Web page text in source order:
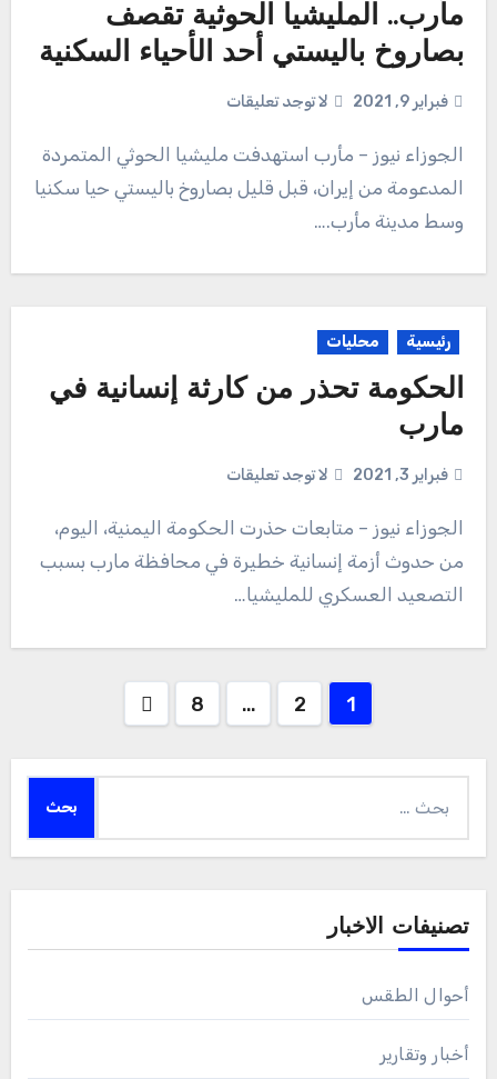
مأرب.. المليشيا الحوثية تقصف
بصاروخ باليستي أحد الأحياء السكنية
فبراير 9, 2021 لا توجد تعليقات
الجوزاء نيوز – مأرب استهدفت مليشيا الحوثي المتمردة
المدعومة من إيران، قبل قليل بصاروخ باليستي حيا سكنيا
وسط مدينة مأرب.…
رئيسية محليات
الحكومة تحذر من كارثة إنسانية في
مارب
فبراير 3, 2021 لا توجد تعليقات
من حدوث أزمة إنسانية خطيرة في محافظة مارب بسبب
التصعيد العسكري للمليشيا…
1
2
…
8
عن:
تصنيفات الاخبار
أحوال الطقس
أخبار وتقارير